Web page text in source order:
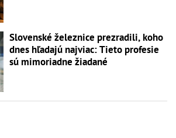
Slovenské železnice prezradili, koho
dnes hľadajú najviac: Tieto profesie
sú mimoriadne žiadané